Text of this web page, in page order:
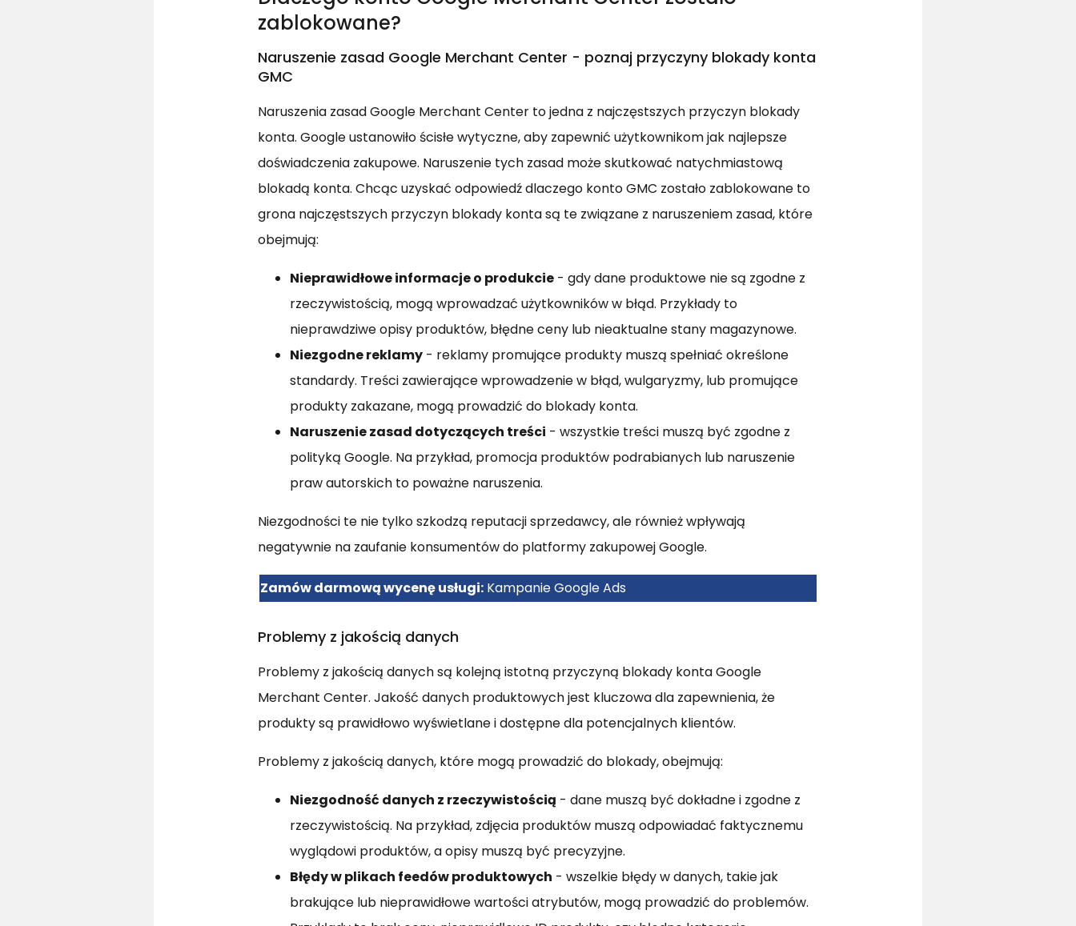
zablokowane?
Naruszenie zasad Google Merchant Center - poznaj przyczyny blokady konta
GMC
Naruszenia zasad Google Merchant Center to jedna z najczęstszych przyczyn blokady
konta. Google ustanowiło ścisłe wytyczne, aby zapewnić użytkownikom jak najlepsze
doświadczenia zakupowe. Naruszenie tych zasad może skutkować natychmiastową
blokadą konta. Chcąc uzyskać odpowiedź dlaczego konto GMC zostało zablokowane to
grona najczęstszych przyczyn blokady konta są te związane z naruszeniem zasad, które
obejmują:
Nieprawidłowe informacje o produkcie - gdy dane produktowe nie są zgodne z
rzeczywistością, mogą wprowadzać użytkowników w błąd. Przykłady to
nieprawdziwe opisy produktów, błędne ceny lub nieaktualne stany magazynowe.
Niezgodne reklamy - reklamy promujące produkty muszą spełniać określone
standardy. Treści zawierające wprowadzenie w błąd, wulgaryzmy, lub promujące
produkty zakazane, mogą prowadzić do blokady konta.
Naruszenie zasad dotyczących treści - wszystkie treści muszą być zgodne z
polityką Google. Na przykład, promocja produktów podrabianych lub naruszenie
praw autorskich to poważne naruszenia.
Niezgodności te nie tylko szkodzą reputacji sprzedawcy, ale również wpływają
negatywnie na zaufanie konsumentów do platformy zakupowej Google.
Zamów darmową wycenę usługi: Kampanie Google Ads
Problemy z jakością danych
Problemy z jakością danych są kolejną istotną przyczyną blokady konta Google
Merchant Center. Jakość danych produktowych jest kluczowa dla zapewnienia, że
produkty są prawidłowo wyświetlane i dostępne dla potencjalnych klientów.
Problemy z jakością danych, które mogą prowadzić do blokady, obejmują:
Niezgodność danych z rzeczywistością - dane muszą być dokładne i zgodne z
rzeczywistością. Na przykład, zdjęcia produktów muszą odpowiadać faktycznemu
wyglądowi produktów, a opisy muszą być precyzyjne.
Błędy w plikach feedów produktowych - wszelkie błędy w danych, takie jak
brakujące lub nieprawidłowe wartości atrybutów, mogą prowadzić do problemów.